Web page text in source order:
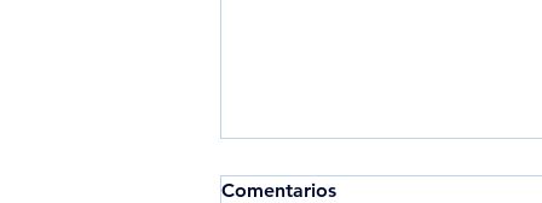
Comentarios